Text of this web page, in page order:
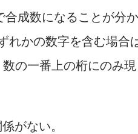
合成数になることが分か
れかの数字を含む場合
の一番上の桁にのみ現
がない。